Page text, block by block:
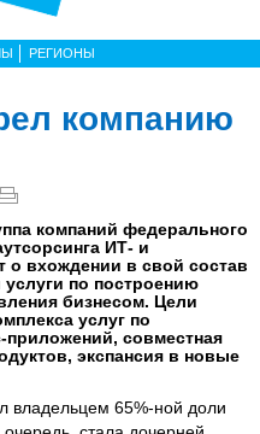
РЕГИОНЫ
компанию
компаний федерального
ИТ- и
о вхождении в свой состав
по построению
бизнесом. Цели
услуг по
приложений, совместная
экспансия в новые
владельцем 65%-ной доли